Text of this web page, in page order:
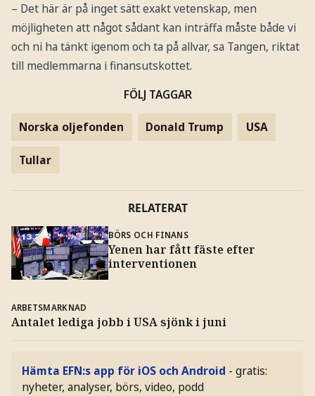
– Det här är på inget sätt exakt vetenskap, men
möjligheten att något sådant kan inträffa måste både vi
och ni ha tänkt igenom och ta på allvar, sa Tangen, riktat
till medlemmarna i finansutskottet.
FÖLJ TAGGAR
Norska oljefonden Donald Trump USA
Tullar
RELATERAT
BÖRS OCH FINANS
Yenen har fått fäste efter
interventionen
ARBETSMARKNAD
Antalet lediga jobb i USA sjönk i juni
Hämta EFN:s app för iOS och Android - gratis:
nyheter, analyser, börs, video, podd